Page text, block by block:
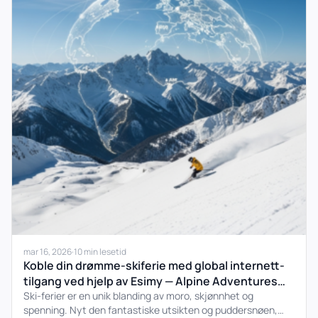
mar 16, 2026·10 min lesetid
Koble din drømme-skiferie med global internett-
tilgang ved hjelp av Esimy — Alpine Adventures
Worldwide fra Alpene til Balkan
Ski-ferier er en unik blanding av moro, skjønnhet og
spenning. Nyt den fantastiske utsikten og puddersnøen,